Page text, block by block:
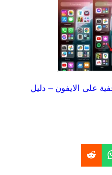
على الايفون – دليل